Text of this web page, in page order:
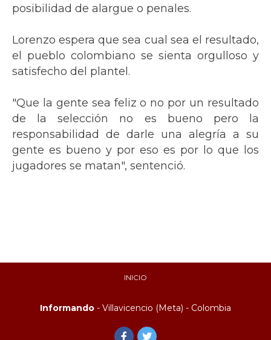
posibilidad de alargue o penales.
Lorenzo espera que sea cual sea el resultado,
el pueblo colombiano se sienta orgulloso y
satisfecho del plantel.
"Que la gente sea feliz o no por un resultado
de la selección no es bueno pero la
responsabilidad de darle una alegría a su
gente es bueno y por eso es por lo que los
jugadores se matan", sentenció.
INICIO
Informando - Villavicencio (Meta) - Colombia